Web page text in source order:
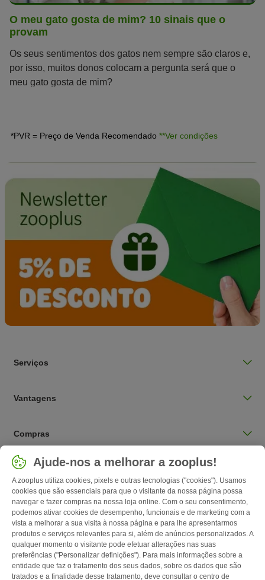
O meu gato gosta de mim? 10 sinais que o
provam
Os seus sentimentos dos gatos nem sempre são claros e,
por isso, muitos donos colocam a pergunta será que o
meu gato gosta de mim?
*PVR = Preço de Venda Recomendado **Ver condições
Serviços
Vantagens
Compras
Selecionar país
Portugal / PT
Follow zooplus
Ajude-nos a melhorar a zooplus!
A zooplus utiliza cookies, pixels e outras tecnologias ("cookies"). Usamos
cookies que são essenciais para que o visitante da nossa página possa
navegar e fazer compras na nossa loja online. Com o seu consentimento,
podemos ativar cookies de desempenho, funcionais e de marketing com a
vista a melhorar a sua visita à nossa página e para lhe apresentarmos
produtos e serviços relevantes para si, além de anúncios personalizados. A
qualquer momento o visitante pode efetuar alterações nas suas
preferências ("Personalizar definições"). Para mais informações sobre a
entidade que faz o tratamento dos seus dados, sobre os dados que são
tratados e a finalidade desse tratamento, deve consultar o centro de